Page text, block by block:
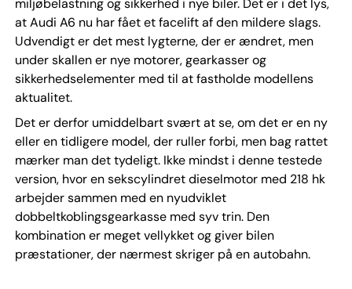
miljøbelastning og sikkerhed i nye biler. Det er i det lys,
at Audi A6 nu har fået et facelift af den mildere slags.
Udvendigt er det mest lygterne, der er ændret, men
under skallen er nye motorer, gearkasser og
sikkerhedselementer med til at fastholde modellens
aktualitet.
Det er derfor umiddelbart svært at se, om det er en ny
eller en tidligere model, der ruller forbi, men bag rattet
mærker man det tydeligt. Ikke mindst i denne testede
version, hvor en sekscylindret dieselmotor med 218 hk
arbejder sammen med en nyudviklet
dobbeltkoblingsgearkasse med syv trin. Den
kombination er meget vellykket og giver bilen
præstationer, der nærmest skriger på en autobahn.